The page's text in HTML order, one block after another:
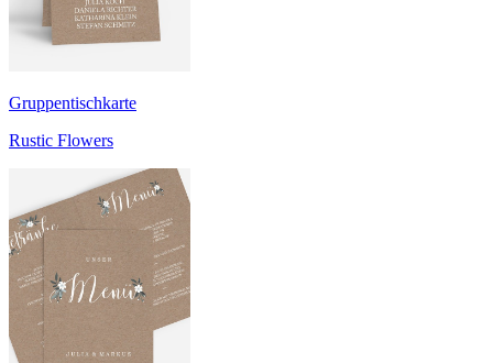
Gruppentischkarte
Rustic Flowers